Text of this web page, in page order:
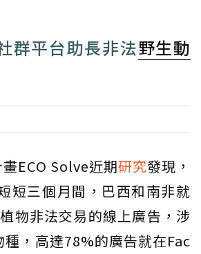
群平台助長非法野生動
ECO Solve近期研究發現，
短三個月間，巴西和南非就
物非法交易的線上廣告，涉
種，高達78%的廣告就在Fac